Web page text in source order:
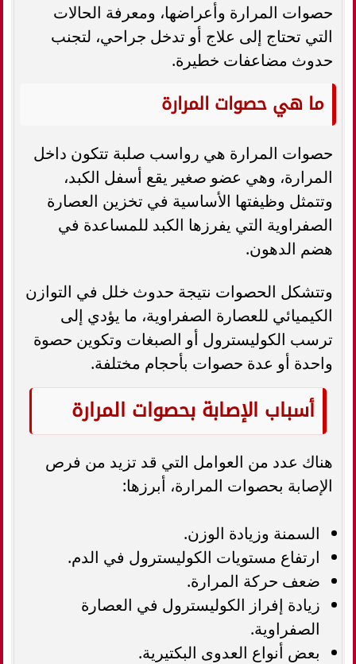
حصوات المرارة وأعراضها، ومعرفة الحالات
التي تحتاج إلى علاج أو تدخل جراحي، لتجنب
حدوث مضاعفات خطيرة.
ما هي حصوات المرارة
حصوات المرارة هي رواسب صلبة تتكون داخل
المرارة، وهي عضو صغير يقع أسفل الكبد،
وتتمثل وظيفتها الأساسية في تخزين العصارة
الصفراوية التي يفرزها الكبد للمساعدة في
هضم الدهون.
وتتشكل الحصوات نتيجة حدوث خلل في التوازن
الكيميائي للعصارة الصفراوية، ما يؤدي إلى
ترسب الكوليسترول أو الصبغات وتكوين حصوة
واحدة أو عدة حصوات بأحجام مختلفة.
أسباب الإصابة بحصوات المرارة
هناك عدد من العوامل التي قد تزيد من فرص
الإصابة بحصوات المرارة، أبرزها:
السمنة وزيادة الوزن.
ارتفاع مستويات الكوليسترول في الدم.
ضعف حركة المرارة.
زيادة إفراز الكوليسترول في العصارة
الصفراوية.
بعض أنواع العدوى البكتيرية.